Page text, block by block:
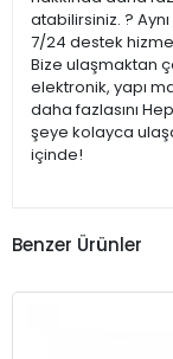
atabilirsiniz. ?
7/24 destek
Bize ulaşmaktan
elektronik, yapı
daha fazlasını
şeye kolayca
içinde!
Benzer Ürünler